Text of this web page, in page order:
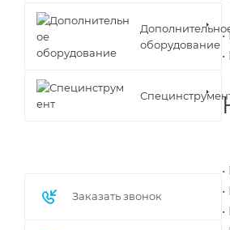
оборудование
Заказать звонок